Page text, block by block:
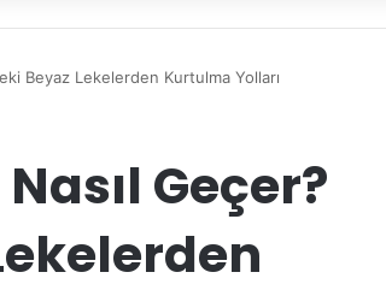
Beyaz Lekelerden Kurtulma Yolları
Geçer?